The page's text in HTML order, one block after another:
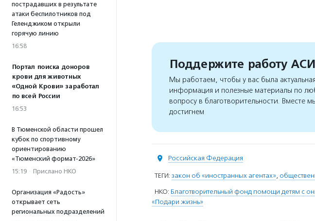
пострадавших в результате
атаки беспилотников под
Геленджиком открыли
горячую линию
16:58
Портал поиска доноров
крови для животных
«Одной Крови» заработал
по всей России
16:53
В Тюменской области прошел
кубок по спортивному
ориентированию
«Тюменский формат-2026»
15:19 · Прислано НКО
Организация «Радость»
открывает сеть
региональных подразделений
Поддержите работу
Мы работаем, чтобы у вас была актуальная
информация и полезные материалы по
вопросу в благотворительности. Вместе
достигнем
Российская Федерация
ТЕГИ: закон об «иностранных агентах»,
НКО: Благотворительный фонд помощи детям с
«Подари жизнь»